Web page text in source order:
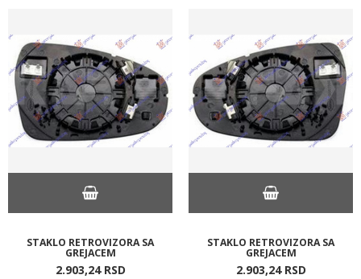
STAKLO RETROVIZORA SA
GREJACEM
2.903,24 RSD
STAKLO RETROVIZORA SA
GREJACEM
2.903,24 RSD